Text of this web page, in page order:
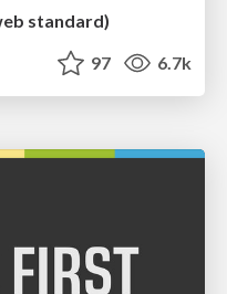
standard)
97 6.7k